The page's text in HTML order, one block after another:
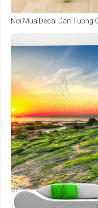
Nơi Mua Decal Dán Tường